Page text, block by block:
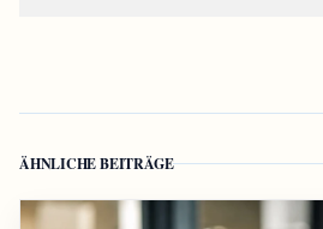
ÄHNLICHE BEITRÄGE